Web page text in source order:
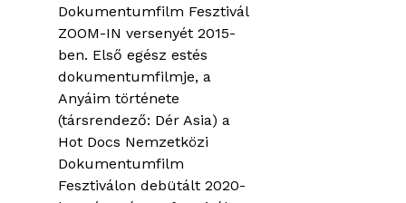
Dokumentumfilm Fesztivál
ZOOM-IN versenyét 2015-
ben. Első egész estés
dokumentumfilmje, a
Anyáim története
(társrendező: Dér Asia) a
Hot Docs Nemzetközi
Dokumentumfilm
Fesztiválon debütált 2020-